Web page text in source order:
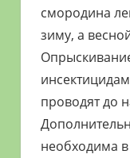
смородина
зиму, а
проводят до
необходима в